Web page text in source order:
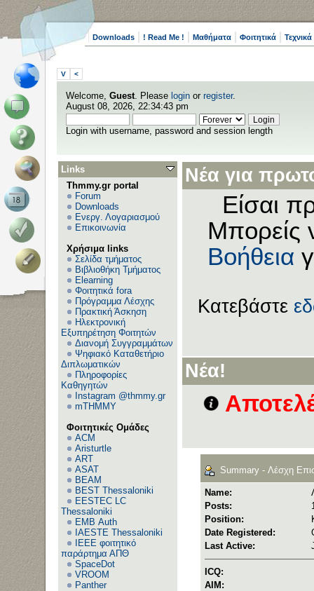
Downloads ! Read Me ! Μαθήματα Φοιτητικά
V <
Welcome, Guest. Please login or register.
August 08, 2026, 22:34:43 pm
Login with username, password and session length
Links
Thmmy.gr portal
Forum
Downloads
Ενεργ. Λογαριασμού
Επικοινωνία
Χρήσιμα links
Σελίδα τμήματος
Βιβλιοθήκη Τμήματος
Elearning
Φοιτητικά fora
Πρόγραμμα Λέσχης
Πρακτική Άσκηση
Ηλεκτρονική
Εξυπηρέτηση Φοιτητών
Διανομή Συγγραμμάτων
Ψηφιακό Καταθετήριο
Διπλωματικών
Πληροφορίες
Καθηγητών
Instagram @thmmy.gr
mTHMMY
Φοιτητικές Ομάδες
ACM
Aristurtle
ART
ASAT
BEAM
BEST Thessaloniki
EESTEC LC
Thessaloniki
EΜΒ Auth
IAESTE Thessaloniki
IEEE φοιτητικό
παράρτημα ΑΠΘ
SpaceDot
VROOM
Panther
Νέα για
Είσαι
Μπορείς
Βοήθεια
Κατεβάστε
Νέα!
Summary - Λέσχη
Name:
Posts:
Position:
Date Registered:
Last Active:
ICQ:
AIM: